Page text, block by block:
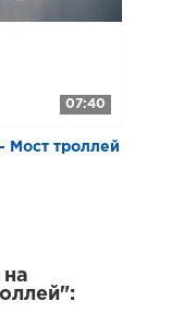
07:40
Мост троллей
на